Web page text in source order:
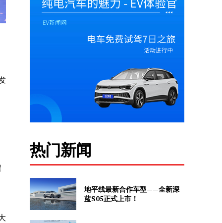
热门新闻
地平线最新合作车型——全新深
蓝S05正式上市！